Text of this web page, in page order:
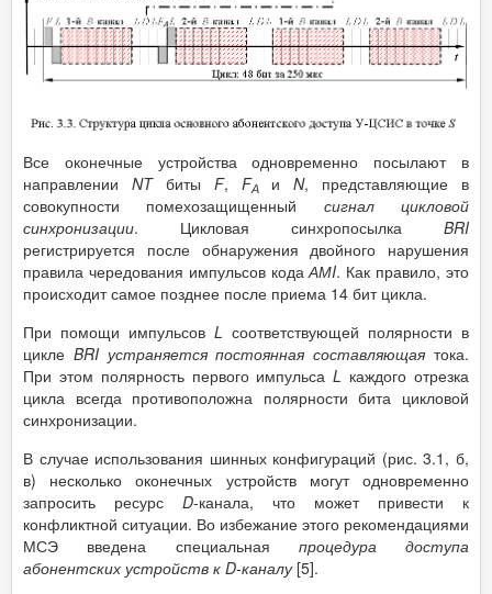
Все оконечные устройства одновременно посылают в
направлении NTбиты F, FА иN, представляющие в
совокупности помехозащищенный сигнал цикловой
синхронизации. Цикловая синхропосылка BRI
регистрируется после обнаружения двойного нарушения
правила чередования импульсов кодаАМI. Как правило, это
происходит самое позднее после приема 14 бит цикла.
При помощи импульсов L соответствующей полярности в
цикле BRI устраняется постоянная составляющая тока.
При этом полярность первого импульсаL каждого отрезка
цикла всегда противоположна полярности бита цикловой
синхронизации.
В случае использования шинных конфигураций (рис. 3.1, б,
в) несколько оконечных устройств могут одновременно
запросить ресурс D-канала, что может привести к
конфликтной ситуации. Во избежание этого рекомендациями
МСЭ введена специальная процедура доступа
абонентских устройств к D-каналу[5].